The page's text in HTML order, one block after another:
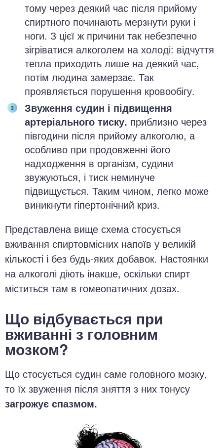
тому через деякий час після прийому
спиртного починають мерзнути руки і
ноги. З цієї ж причини так небезпечно
зігріватися алкоголем на холоді: відчуття
тепла приходить лише на деякий час,
потім людина замерзає. Так
проявляється порушення кровообігу.
Звуження судин і підвищення
артеріального тиску. приблизно через
півгодини після прийому алкоголю, а
особливо при продовженні його
надходження в організм, судини
звужуються, і тиск неминуче
підвищується. Таким чином, легко може
виникнути гіпертонічний криз.
Представлена вище схема стосується
вживання спиртовмісних напоїв у великій
кількості і без будь-яких добавок. Настоянки
на алкоголі діють інакше, оскільки спирт
міститься там в гомеопатичних дозах.
Що відбувається при
вживанні з головним
мозком?
Що стосується судин саме головного мозку,
то їх звуження після зняття з них тонусу
загрожує спазмом.